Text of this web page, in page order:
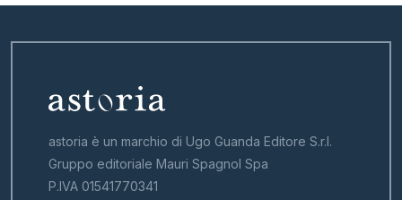
astoria è un marchio di Ugo Guanda Editore S.r.l.
Gruppo editoriale Mauri Spagnol Spa
P.IVA 01541770341